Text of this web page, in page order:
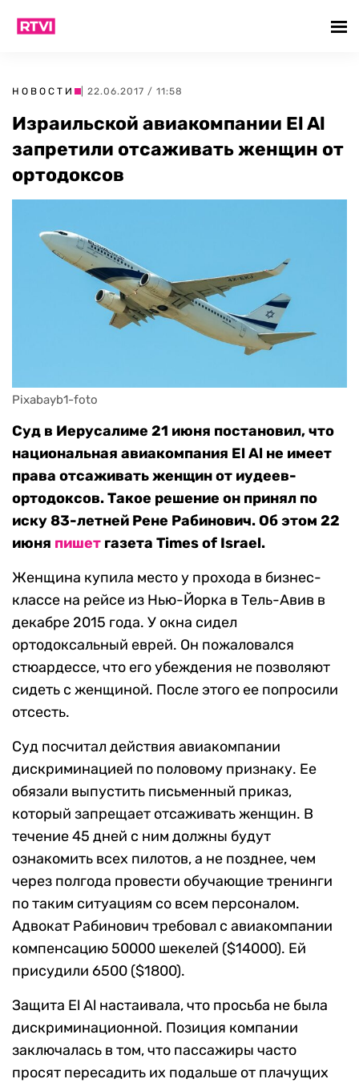
НОВОСТИ | 22.06.2017 / 11:58
Израильской авиакомпании El Al
запретили отсаживать женщин от
ортодоксов
Pixabayb1-foto
Суд в Иерусалиме 21 июня постановил, что
национальная авиакомпания El Al не имеет
права отсаживать женщин от иудеев-
ортодоксов. Такое решение он принял по
иску 83-летней Рене Рабинович. Об этом 22
июня пишет газета Times of Israel.
Женщина купила место у прохода в бизнес-
классе на рейсе из Нью-Йорка в Тель-Авив в
декабре 2015 года. У окна сидел
ортодоксальный еврей. Он пожаловался
стюардессе, что его убеждения не позволяют
сидеть с женщиной. После этого ее попросили
отсесть.
Суд посчитал действия авиакомпании
дискриминацией по половому признаку. Ее
обязали выпустить письменный приказ,
который запрещает отсаживать женщин. В
течение 45 дней с ним должны будут
ознакомить всех пилотов, а не позднее, чем
через полгода провести обучающие тренинги
по таким ситуациям со всем персоналом.
Адвокат Рабинович требовал с авиакомпании
компенсацию 50000 шекелей ($14000). Ей
присудили 6500 ($1800).
Защита El Al настаивала, что просьба не была
дискриминационной. Позиция компании
заключалась в том, что пассажиры часто
просят пересадить их подальше от плачущих